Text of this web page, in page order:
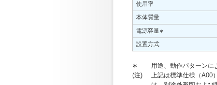
使用率
本体質量
電源容量∗
設置方式
∗
用途、動作パターンに
(注)
上記は標準仕様（A00